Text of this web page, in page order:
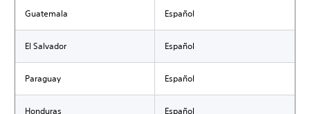
Guatemala Español
El Salvador Español
Paraguay Español
Honduras Español